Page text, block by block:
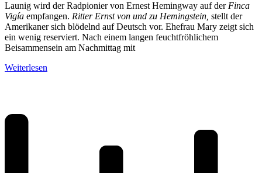
Launig wird der Radpionier von Ernest Hemingway auf der Finca
Vigía empfangen. Ritter Ernst von und zu Hemingstein, stellt der
Amerikaner sich blödelnd auf Deutsch vor. Ehefrau Mary zeigt sich
ein wenig reserviert. Nach einem langen feuchtfröhlichem
Beisammensein am Nachmittag mit
Weiterlesen